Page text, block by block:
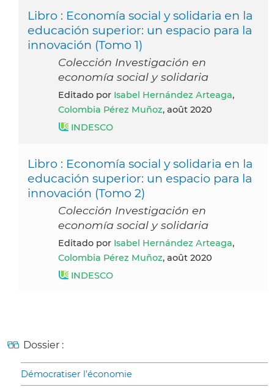
Libro : Economía social y solidaria en la
educación superior: un espacio para la
innovación (Tomo 1)
Colección Investigación en
economía social y solidaria
Editado por Isabel Hernández Arteaga,
Colombia Pérez Muñoz, août 2020
INDESCO
Libro : Economía social y solidaria en la
educación superior: un espacio para la
innovación (Tomo 2)
Colección Investigación en
economía social y solidaria
Editado por Isabel Hernández Arteaga,
Colombia Pérez Muñoz, août 2020
INDESCO
Dossier :
Démocratiser l’économie